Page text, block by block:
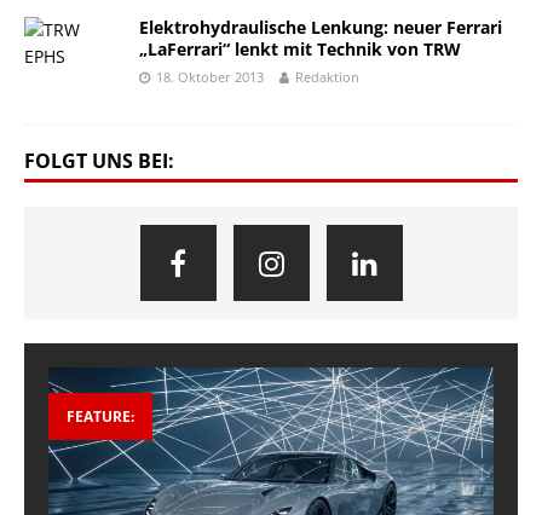
Elektrohydraulische Lenkung: neuer Ferrari
„LaFerrari“ lenkt mit Technik von TRW
18. Oktober 2013 Redaktion
FOLGT UNS BEI:
FEATURE: